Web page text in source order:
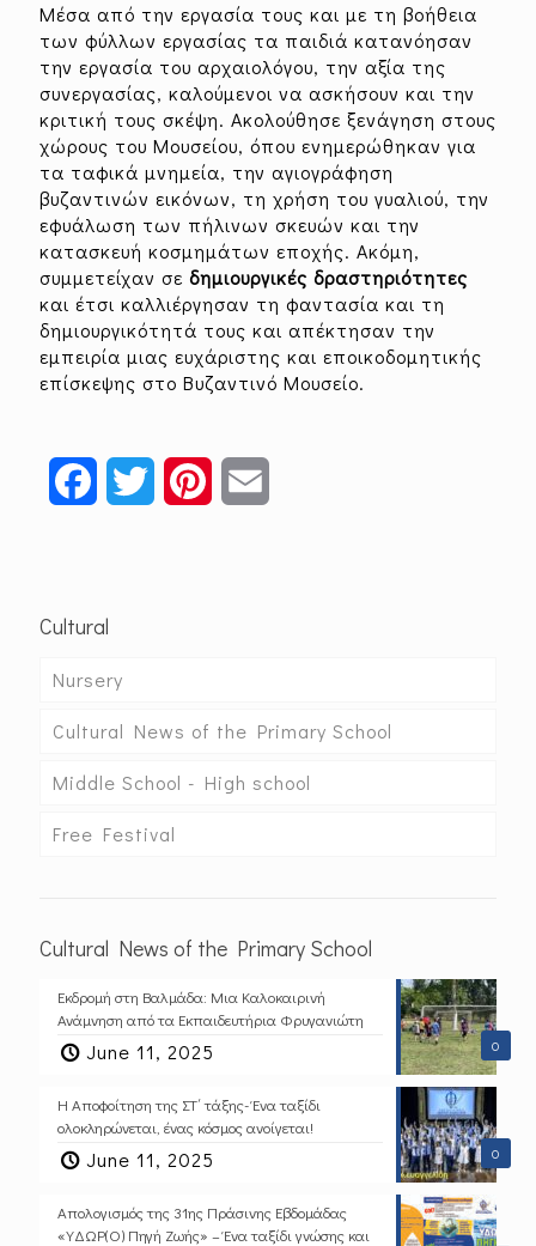
Μέσα από την εργασία τους και με τη βοήθεια
των φύλλων εργασίας τα παιδιά κατανόησαν
την εργασία του αρχαιολόγου, την αξία της
συνεργασίας, καλούμενοι να ασκήσουν και την
κριτική τους σκέψη. Ακολούθησε ξενάγηση στους
χώρους του Μουσείου, όπου ενημερώθηκαν για
τα ταφικά μνημεία, την αγιογράφηση
βυζαντινών εικόνων, τη χρήση του γυαλιού, την
εφυάλωση των πήλινων σκευών και την
κατασκευή κοσμημάτων εποχής. Ακόμη,
συμμετείχαν σε δημιουργικές δραστηριότητες
και έτσι καλλιέργησαν τη φαντασία και τη
δημιουργικότητά τους και απέκτησαν την
εμπειρία μιας ευχάριστης και εποικοδομητικής
επίσκεψης στο Βυζαντινό Μουσείο.
FacebookTwitter Pinterest
Cultural
Nursery
Cultural News of the Primary School
Middle School - High school
Free Festival
Cultural News of the Primary School
0
Εκδρομή στη Βαλμάδα: Μια Καλοκαιρινή
Ανάμνηση από τα Εκπαιδευτήρια Φρυγανιώτη
June 11, 2025
0
Η Αποφοίτηση της ΣΤ΄ τάξης- Ένα ταξίδι
ολοκληρώνεται, ένας κόσμος ανοίγεται!
June 11, 2025
Απολογισμός της 31ης Πράσινης Εβδομάδας
«ΥΔΩΡ(Ο) Πηγή Ζωής» – Ένα ταξίδι γνώσης και